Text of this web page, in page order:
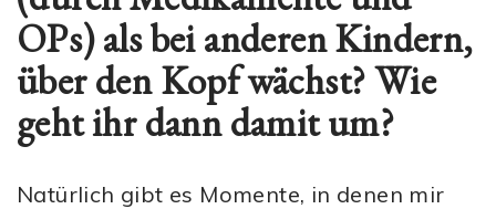
OPs) als bei anderen Kindern,
über den Kopf wächst? Wie
geht ihr dann damit um?
Natürlich gibt es Momente, in denen mir